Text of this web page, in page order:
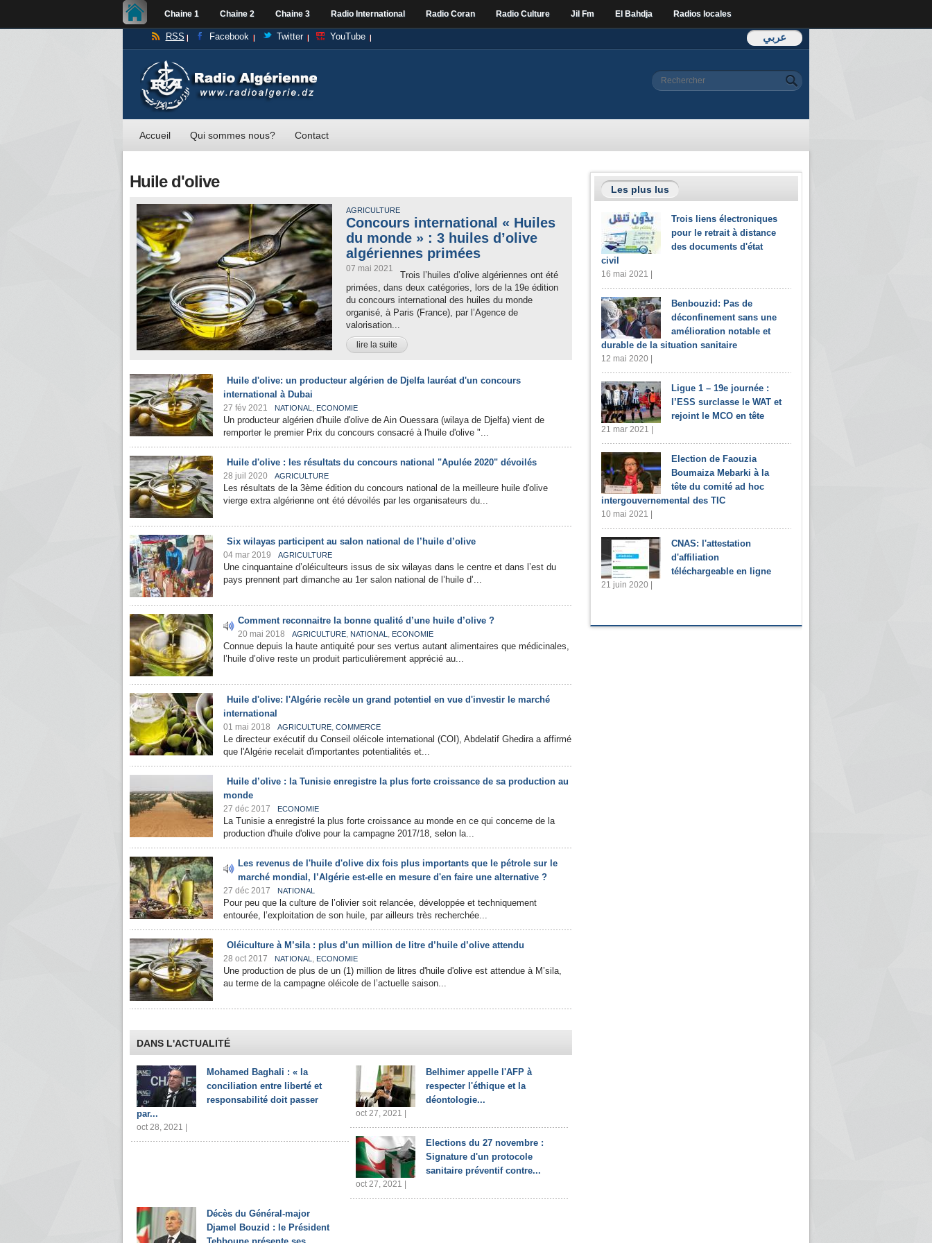
Chaine 1 Chaine 2 Chaine 3 Radio International Radio Coran Radio Culture Jil Fm El Bahdja Radios locales
عربي RSS Facebook Twitter YouTube
Formulaire de
Rechercher
Accueil Qui sommes nous? Contact
Huile d'olive
AGRICULTURE
Concours international « Huiles
du monde » : 3 huiles d’olive
algériennes primées
07 mai 2021
Trois l’huiles d’olive algériennes ont été
primées, dans deux catégories, lors de la 19e édition
du concours international des huiles du monde
organisé, à Paris (France), par l’Agence de
valorisation...
lire la suite
Huile d'olive: un producteur algérien de Djelfa lauréat d'un concours
international à Dubai
27 fév 2021 NATIONAL , ECONOMIE
Un producteur algérien d'huile d'olive de Ain Ouessara (wilaya de Djelfa) vient de
remporter le premier Prix du concours consacré à l'huile d'olive "...
Huile d'olive : les résultats du concours national "Apulée 2020" dévoilés
28 juil 2020 AGRICULTURE
Les résultats de la 3ème édition du concours national de la meilleure huile d'olive
vierge extra algérienne ont été dévoilés par les organisateurs du...
Six wilayas participent au salon national de l’huile d’olive
04 mar 2019 AGRICULTURE
Une cinquantaine d’oléiculteurs issus de six wilayas dans le centre et dans l’est du
pays prennent part dimanche au 1er salon national de l’huile d’...
Comment reconnaitre la bonne qualité d’une huile d’olive ?
20 mai 2018 AGRICULTURE, NATIONAL , ECONOMIE
Connue depuis la haute antiquité pour ses vertus autant alimentaires que médicinales,
l’huile d’olive reste un produit particulièrement apprécié au...
Huile d'olive: l'Algérie recèle un grand potentiel en vue d'investir le marché
international
01 mai 2018 AGRICULTURE, COMMERCE
Le directeur exécutif du Conseil oléicole international (COI), Abdelatif Ghedira a affirmé
que l'Algérie recelait d'importantes potentialités et...
Huile d’olive : la Tunisie enregistre la plus forte croissance de sa production au
monde
27 déc 2017 ECONOMIE
La Tunisie a enregistré la plus forte croissance au monde en ce qui concerne de la
production d'huile d'olive pour la campagne 2017/18, selon la...
Les revenus de l'huile d'olive dix fois plus importants que le pétrole sur le
marché mondial, l’Algérie est-elle en mesure d'en faire une alternative ?
27 déc 2017 NATIONAL
Pour peu que la culture de l’olivier soit relancée, développée et techniquement
entourée, l’exploitation de son huile, par ailleurs très recherchée...
Oléiculture à M’sila : plus d’un million de litre d’huile d’olive attendu
28 oct 2017 NATIONAL , ECONOMIE
Une production de plus de un (1) million de litres d'huile d'olive est attendue à M’sila,
au terme de la campagne oléicole de l’actuelle saison...
DANS L'ACTUALITÉ
Mohamed Baghali : « la
conciliation entre liberté et
responsabilité doit passer
par...
oct 28, 2021 |
Belhimer appelle l'AFP à
respecter l'éthique et la
déontologie...
oct 27, 2021 |
Elections du 27 novembre :
Signature d'un protocole
sanitaire préventif contre...
oct 27, 2021 |
Décès du Général-major
Djamel Bouzid : le Président
Les plus lus
Trois liens électroniques
pour le retrait à distance
des documents d'état
civil
16 mai 2021 |
Benbouzid: Pas de
déconfinement sans une
amélioration notable et
durable de la situation sanitaire
12 mai 2020 |
Ligue 1 – 19e journée :
l’ESS surclasse le WAT et
rejoint le MCO en tête
21 mar 2021 |
Election de Faouzia
Boumaiza Mebarki à la
tête du comité ad hoc
intergouvernemental des TIC
10 mai 2021 |
CNAS: l'attestation
d'affiliation
téléchargeable en ligne
21 juin 2020 |